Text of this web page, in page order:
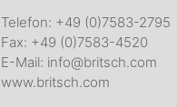
Telefon: +49 (0)7583-2795
Fax: +49 (0)7583-4520
E-Mail: info@britsch.com
www.britsch.com